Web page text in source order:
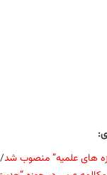
های علمیه” منصوب شد/ ۱ دی ۱۳۹۴